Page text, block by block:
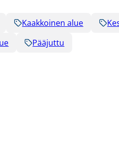
Kaakkoinen alue
Pääjuttu